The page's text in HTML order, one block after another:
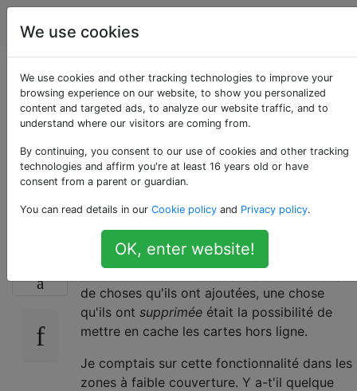
Android
Obtenez des cartes
hors ligne dans la
nouvelle Google
Maps
Google Maps a été mis à jour
juillet 2013 v7.0.0). Bien qu'il y ait beaucoup
de choses qu'ils ont ajoutées, une chose
qu'ils ont supprimée était la possibilité de
mettre en cache les cartes hors ligne.
Je comptais sur cette fonctionnalité dans les
zones à faible couverture. Y a-t'il quelque
We use cookies
We use cookies and other tracking technologies to improve your
browsing experience on our website, to show you personalized
content and targeted ads, to analyze our website traffic, and to
understand where our visitors are coming from.
By continuing, you consent to our use of cookies and other tracking
technologies and affirm you're at least 16 years old or have
consent from a parent or guardian.
You can read details in our Cookie policy and Privacy policy.
OK, enter website!